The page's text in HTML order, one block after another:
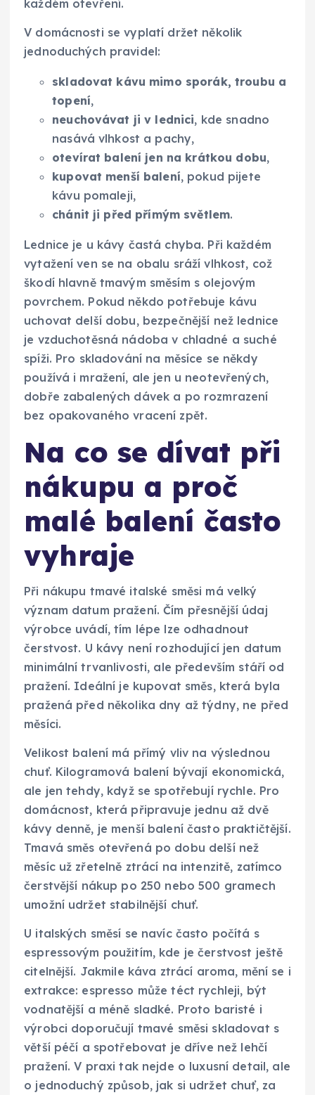
každém otevření.
V domácnosti se vyplatí držet několik
jednoduchých pravidel:
skladovat kávu mimo sporák, troubu a
topení,
neuchovávat ji v lednici, kde snadno
nasává vlhkost a pachy,
otevírat balení jen na krátkou dobu,
kupovat menší balení, pokud pijete
kávu pomaleji,
chánit ji před přímým světlem.
Lednice je u kávy častá chyba. Při každém
vytažení ven se na obalu sráží vlhkost, což
škodí hlavně tmavým směsím s olejovým
povrchem. Pokud někdo potřebuje kávu
uchovat delší dobu, bezpečnější než lednice
je vzduchotěsná nádoba v chladné a suché
spíži. Pro skladování na měsíce se někdy
používá i mražení, ale jen u neotevřených,
dobře zabalených dávek a po rozmrazení
bez opakovaného vracení zpět.
Na co se dívat při
nákupu a proč
malé balení často
vyhraje
Při nákupu tmavé italské směsi má velký
význam datum pražení. Čím přesnější údaj
výrobce uvádí, tím lépe lze odhadnout
čerstvost. U kávy není rozhodující jen datum
minimální trvanlivosti, ale především stáří od
pražení. Ideální je kupovat směs, která byla
pražená před několika dny až týdny, ne před
měsíci.
Velikost balení má přímý vliv na výslednou
chuť. Kilogramová balení bývají ekonomická,
ale jen tehdy, když se spotřebují rychle. Pro
domácnost, která připravuje jednu až dvě
kávy denně, je menší balení často praktičtější.
Tmavá směs otevřená po dobu delší než
měsíc už zřetelně ztrácí na intenzitě, zatímco
čerstvější nákup po 250 nebo 500 gramech
umožní udržet stabilnější chuť.
U italských směsí se navíc často počítá s
espressovým použitím, kde je čerstvost ještě
citelnější. Jakmile káva ztrácí aroma, mění se i
extrakce: espresso může téct rychleji, být
vodnatější a méně sladké. Proto baristé i
výrobci doporučují tmavé směsi skladovat s
větší péčí a spotřebovat je dříve než lehčí
pražení. V praxi tak nejde o luxusní detail, ale
o jednoduchý způsob, jak si udržet chuť, za